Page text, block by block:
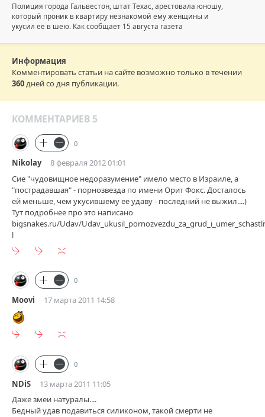
Полиция города Гальвестон, штат Техас, арестовала юношу,
который проник в квартиру незнакомой ему женщины и
укусил ее в шею. Как сообщает 15 августа газета
Информация
Комментировать статьи на сайте возможно только в течении
360дней со дня публикации.
КОММЕНТАРИЕВ 5
0
Nikolay
8 февраля 2012 01:01
Сие "чудовищное недоразумение" имело место в Израиле, а
"пострадавшая" - порнозвезда по имени Орит Фокс. Досталось
ей меньше, чем укусившему ее удаву - последний не выжил....)
Тут подробнее про это написано
bigsnakes.ru/Udav/
l
0
Moovi 17 марта 2011 14:58
0
NDiS
13 марта 2011 11:05
Даже змеи натуралы....
Бедный удав подавиться силиконом, такой смерти не